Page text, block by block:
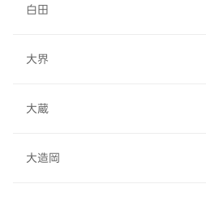
白田
大界
大蔵
大造岡